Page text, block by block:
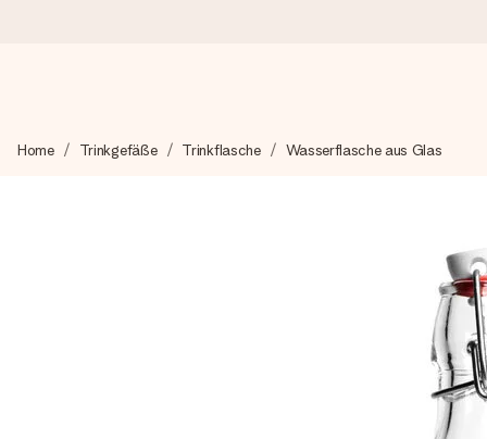
Wir bereiten dein Geschenk sorgfältig vor und schicken es
Unsere Geschenke begeistern. Kunden bewerten uns mit
Erstelle etwas Einzigartiges in wenigen Schritten – mit
Home Trinkgefäße Trinkflasche Wasserflasche aus Glas